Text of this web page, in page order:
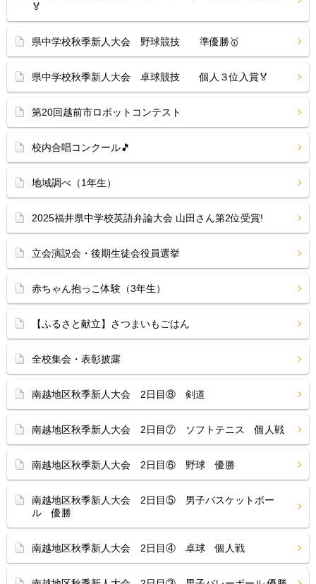
🏅
県中学校秋季新人大会 野球競技 準優勝🥇
県中学校秋季新人大会 卓球競技 個人３位入賞🏅
第20回越前市ロボットコンテスト
校内合唱コンクール🎵
地域調べ（1年生）
2025福井県中学校英語弁論大会 山田さん第2位受賞!
立会演説会・後期生徒会役員選挙
赤ちゃん抱っこ体験（3年生）
【ふるさと献立】さつまいもごはん
全校集会・表彰披露
南越地区秋季新人大会 2日目⑧ 剣道
南越地区秋季新人大会 2日目⑦ ソフトテニス 個人戦
南越地区秋季新人大会 2日目⑥ 野球 優勝
南越地区秋季新人大会 2日目⑤ 男子バスケットボー
ル 優勝
南越地区秋季新人大会 2日目④ 卓球 個人戦